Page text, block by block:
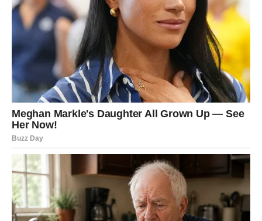
Osoba koja te nije znala cijeniti mogla bi shvatiti šta je
izgubila tek onda kada vidi da si sretniji/a bez nje.
Ali najvažnije od svega jeste to što konačno vraćaš vjeru
u sebe. Poslije perioda tuge, nervoze i emotivnog umora
dolazi vrijeme kada ćeš opet osjetiti nadu.
Sudbina ti poručuje da ne odustaješ sada kada si najbliže
promjeni koju dugo čekaš. Naredni dani mogu ti donijeti
više sreće nego što trenutno možeš zamisliti.